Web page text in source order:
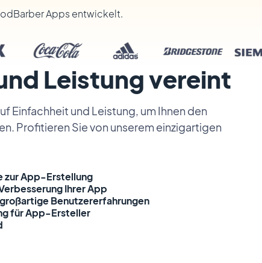
Apps entwickelt.
Leistung vereint
Einfachheit und Leistung, um Ihnen den
Profitieren Sie von unserem einzigartigen
zur App-Erstellung
Ihrer App
Benutzererfahrungen
für App-Ersteller